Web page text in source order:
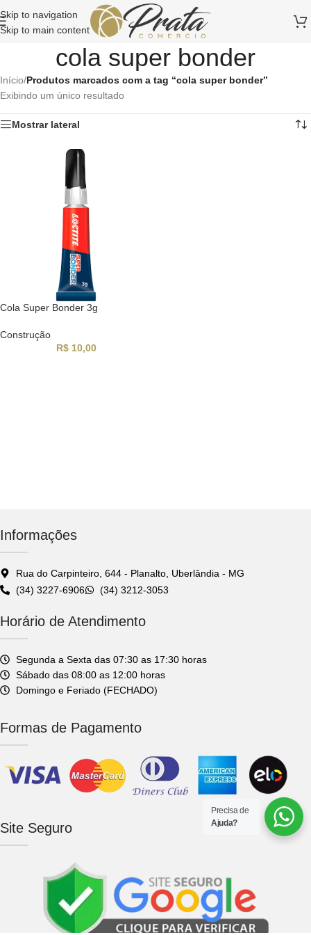
Skip to navigation
Skip to main content
cola super bonder
Início/Produtos marcados com a tag “cola super bonder”
Exibindo um único resultado
Mostrar lateral
Cola Super Bonder 3g
Construção
R$10,00
Informações
Rua do Carpinteiro, 644 - Planalto, Uberlândia - MG
(34) 3227-6906
(34) 3212-3053
Horário de Atendimento
Segunda a Sexta das 07:30 as 17:30 horas
Sábado das 08:00 as 12:00 horas
Domingo e Feriado (FECHADO)
Formas de Pagamento
Site Seguro
Precisa de
Ajuda?